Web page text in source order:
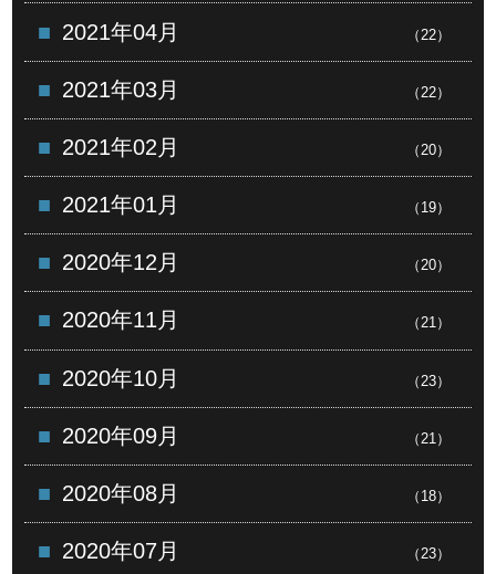
2021年04月 （22）
2021年03月 （22）
2021年02月 （20）
2021年01月 （19）
2020年12月 （20）
2020年11月 （21）
2020年10月 （23）
2020年09月 （21）
2020年08月 （18）
2020年07月 （23）